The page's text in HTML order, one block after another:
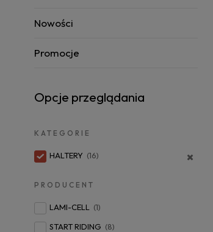
Nowości
Promocje
Opcje przeglądania
KATEGORIE
HALTERY (16)
PRODUCENT
LAMI-CELL
(1)
START RIDING (8)